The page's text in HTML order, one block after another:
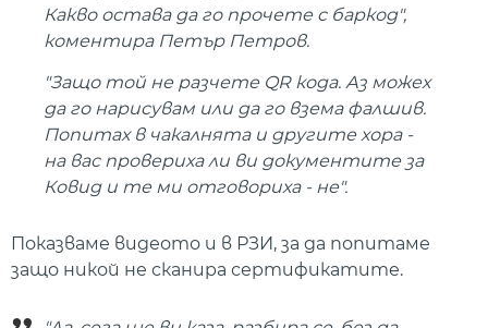
Какво остава да го прочете с баркод",
коментира Петър Петров.
"Защо той не разчете QR кода. Аз можех
да го нарисувам или да го взема фалшив.
Попитах в чакалнята и другите хора -
на вас провериха ли ви документите за
Ковид и те ми отговориха - не".
Показваме видеото и в РЗИ, за да попитаме
защо никой не сканира сертификатите.